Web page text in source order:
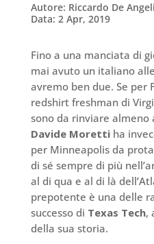
Autore: Riccardo De
Data: 2 Apr, 2019
Fino a una manciata di
mai avuto un italiano alle
avremo ben due. Se per
redshirt freshman di
sono da rinviare almeno
Davide Morettiha
per Minneapolis da
di sé sempre di più
al di qua e al di là
prepotente è una delle
successo di Texas Tech,
della sua storia.